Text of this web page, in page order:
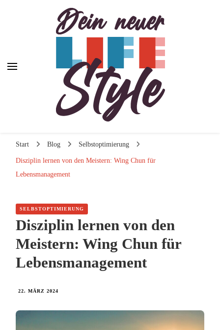
Dein neuer Lifestyle
Start Blog Selbstoptimierung
Disziplin lernen von den Meistern: Wing Chun für
Lebensmanagement
SELBSTOPTIMIERUNG
Disziplin lernen von den
Meistern: Wing Chun für
Lebensmanagement
22. MÄRZ 2024